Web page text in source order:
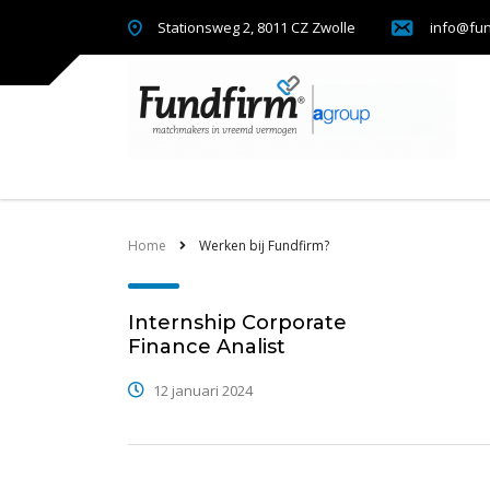
Stationsweg 2, 8011 CZ Zwolle
Home Werken bij Fundfirm?
Internship Corporate
Finance Analist
12 januari 2024